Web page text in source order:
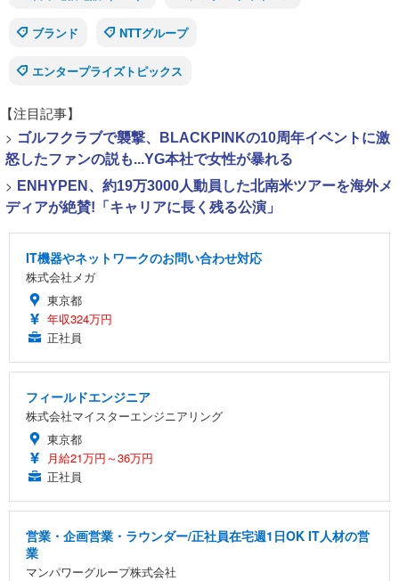
ブランド NTTグループ
エンタープライズトピックス
【注目記事】
> ゴルフクラブで襲撃、BLACKPINKの10周年イベントに激
怒したファンの説も...YG本社で女性が暴れる
> ENHYPEN、約19万3000人動員した北南米ツアーを海外メ
ディアが絶賛!「キャリアに長く残る公演」
IT機器やネットワークのお問い合わせ対応
株式会社メガ
東京都
年収324万円
正社員
フィールドエンジニア
株式会社マイスターエンジニアリング
東京都
月給21万円～36万円
正社員
営業・企画営業・ラウンダー/正社員在宅週1日OK IT人材の営
業
マンパワーグループ株式会社